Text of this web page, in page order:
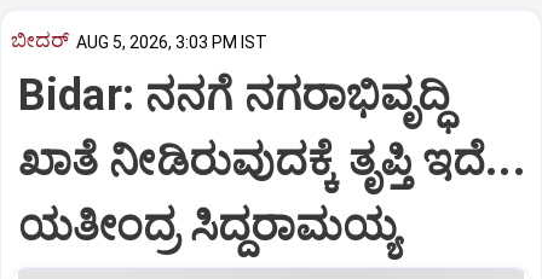
ಬೀದರ್ AUG 5, 2026, 3:03 PM IST
Bidar: ನನಗೆ ನಗರಾಭಿವೃದ್ಧಿ
ಖಾತೆ ನೀಡಿರುವುದಕ್ಕೆ ತೃಪ್ತಿ ಇದೆ...
ಯತೀಂದ್ರ ಸಿದ್ದರಾಮಯ್ಯ